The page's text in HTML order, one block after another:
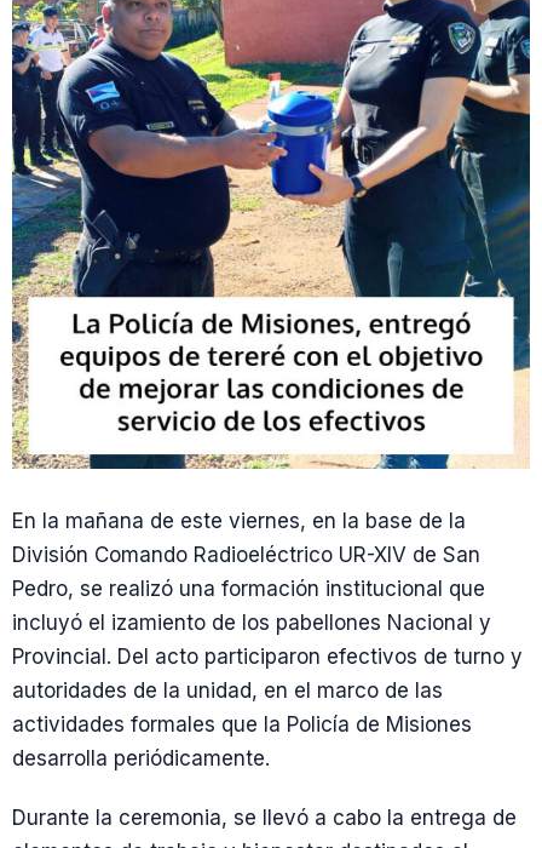
En la mañana de este viernes, en la base de la
División Comando Radioeléctrico UR-XIV de San
Pedro, se realizó una formación institucional que
incluyó el izamiento de los pabellones Nacional y
Provincial. Del acto participaron efectivos de turno y
autoridades de la unidad, en el marco de las
actividades formales que la Policía de Misiones
desarrolla periódicamente.
Durante la ceremonia, se llevó a cabo la entrega de